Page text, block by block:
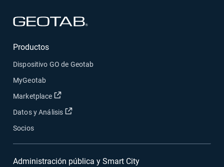
Productos
Dispositivo GO de Geotab
MyGeotab
Marketplace
Abrir en una nueva ventana
Datos y Análisis Abrir en una nueva ventana
Socios
Administración pública y Smart City